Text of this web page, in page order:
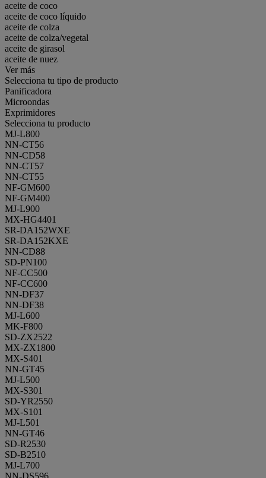
aceite de coco
aceite de coco líquido
aceite de colza
aceite de colza/vegetal
aceite de girasol
aceite de nuez
Ver más
Selecciona tu tipo de producto
Panificadora
Microondas
Exprimidores
Selecciona tu producto
MJ-L800
NN-CT56
NN-CD58
NN-CT57
NN-CT55
NF-GM600
NF-GM400
MJ-L900
MX-HG4401
SR-DA152WXE
SR-DA152KXE
NN-CD88
SD-PN100
NF-CC500
NF-CC600
NN-DF37
NN-DF38
MJ-L600
MK-F800
SD-ZX2522
MX-ZX1800
MX-S401
NN-GT45
MJ-L500
MX-S301
SD-YR2550
MX-S101
MJ-L501
NN-GT46
SD-R2530
SD-B2510
MJ-L700
NN-DS596